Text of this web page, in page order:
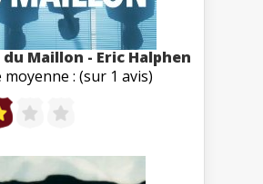
du Maillon - Eric Halphen
: (sur 1 avis)